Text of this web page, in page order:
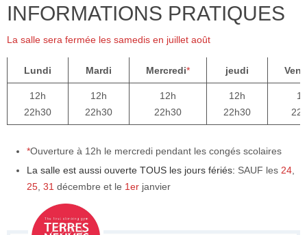
INFORMATIONS PRATIQUES
La salle sera fermée les samedis en juillet août
Lundi Mardi Mercredi* jeudi
12h
22h30
12h
22h30
12h
22h30
12h
22h30
*Ouverture à 12h le mercredi pendant les congés scolaires
La salle est aussi ouverte TOUS les jours fériés: SAUF les 24,
25, 31 décembre et le 1erjanvier